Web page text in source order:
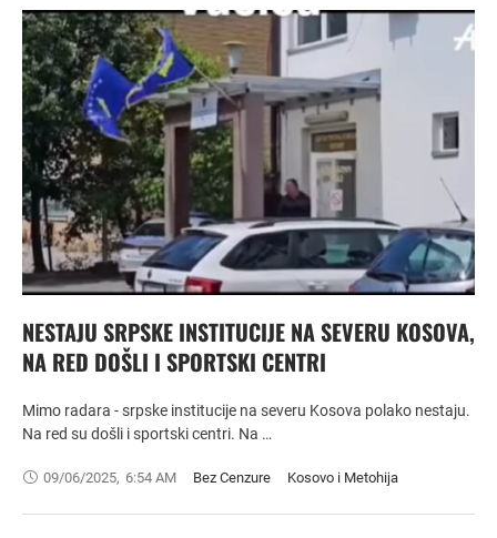
NESTAJU SRPSKE INSTITUCIJE NA SEVERU KOSOVA,
NA RED DOŠLI I SPORTSKI CENTRI
Mimo radara - srpske institucije na severu Kosova polako nestaju.
Na red su došli i sportski centri. Na …
09/06/2025, 6:54 AM Bez Cenzure Kosovo i Metohija